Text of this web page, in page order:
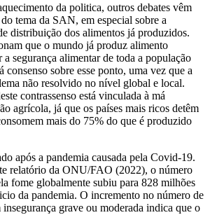
da politica, outros debates vêm
tema da SAN, em especial sobre a
distribuição dos alimentos já produzidos.
que o mundo já produz alimento
segurança alimentar de toda a população
consenso sobre esse ponto, uma vez que a
não resolvido no nível global e local.
contrassenso está vinculada à má
agrícola, já que os países mais ricos detêm
mais do 75% do que é produzido
após a pandemia causada pela Covid-19.
relatório da ONU/FAO (2022), o número
fome globalmente subiu para 828 milhões
da pandemia. O incremento no número de
insegurança grave ou moderada indica que o